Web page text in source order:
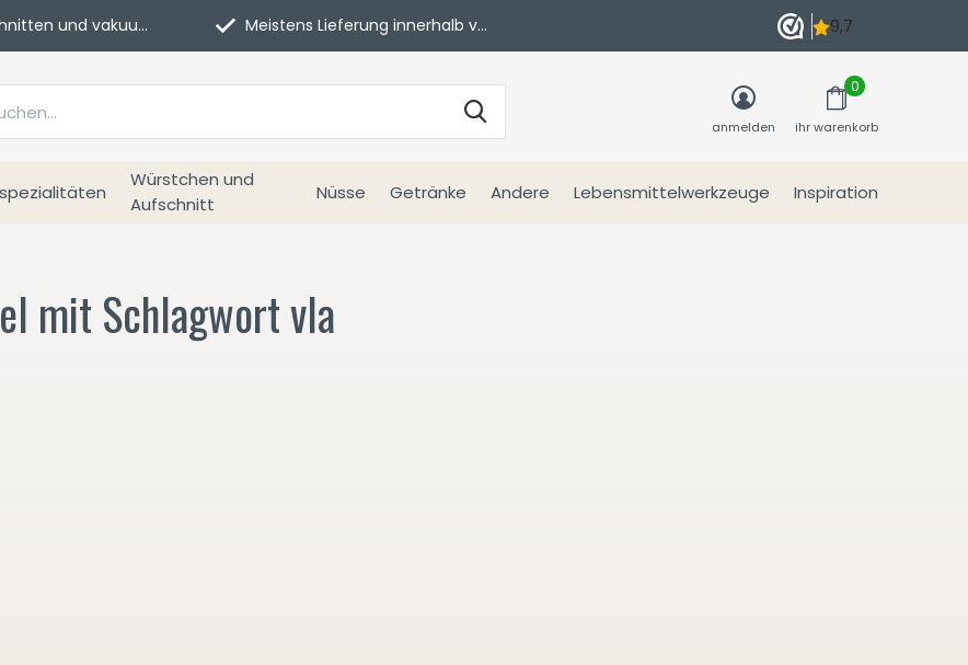
Würstchen und
Aufschnitt
Nüsse Getränke Andere Lebensmittelwerkzeuge Inspiration
anmelden ihr warenkorb
0
und vakuumverpackt. Meistens Lieferung innerhalb von 3 Tagen
mit Schlagwort vla